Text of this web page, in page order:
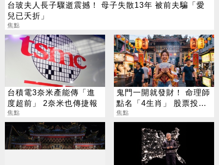
台玻夫人長子驟逝震撼！ 母子失散13年 被前夫騙「愛
兒已夭折」
焦點
台積電3奈米產能傳「進
度超前」 2奈米也傳捷報
焦點
鬼門一開就發財！ 命理師
點名「4生肖」 股票投資
大翻身
焦點